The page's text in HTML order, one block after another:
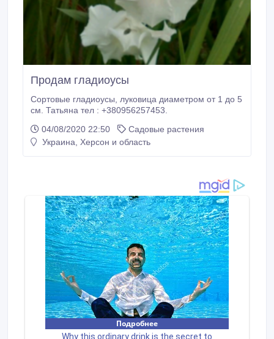
Продам гладиоусы
Сортовые гладиоусы, луковица диаметром от 1 до 5
см. Татьяна тел : +380956257453.
04/08/2020 22:50
Садовые растения
Украина, Херсон и область